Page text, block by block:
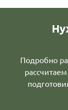
Подробно